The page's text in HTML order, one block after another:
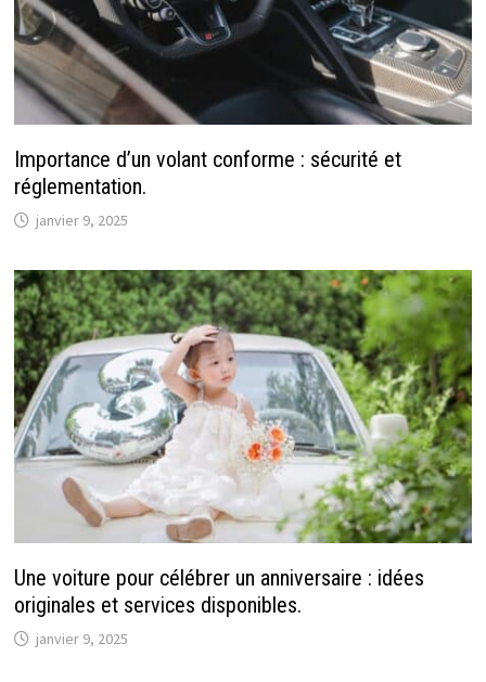
Importance d’un volant conforme : sécurité et
réglementation.
janvier 9, 2025
Une voiture pour célébrer un anniversaire : idées
originales et services disponibles.
janvier 9, 2025